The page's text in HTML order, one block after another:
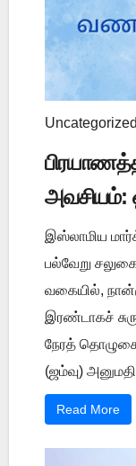
Uncategorized
அவசியம்:
இஸ்லாமிய
பல்வேறு
வகையில்,
இரண்டாகச்
நேரத்
(ஜம்வு)
Read More